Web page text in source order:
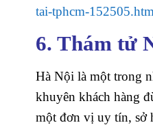
tai-tphcm-
6. Thám tử
Hà Nội là một trong
khuyên khách hàng
một đơn vị uy tín, sở